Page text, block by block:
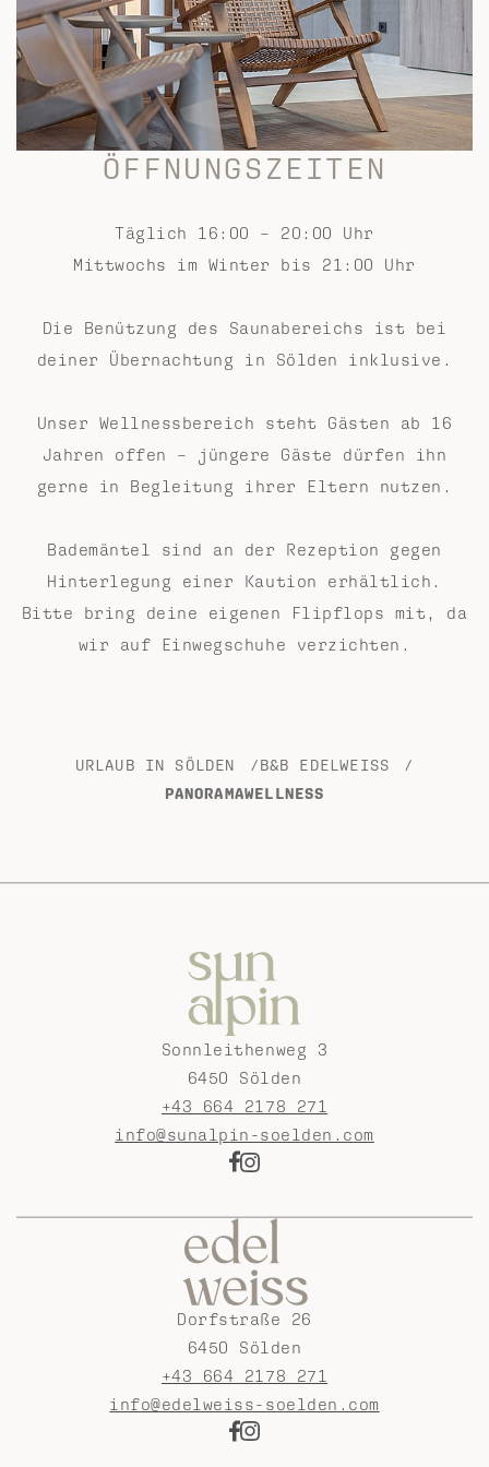
ÖFFNUNGSZEITEN
Täglich 16:00 – 20:00 Uhr
Mittwochs im Winter bis 21:00 Uhr
Die Benützung des Saunabereichs ist bei
deiner Übernachtung in Sölden inklusive.
Unser Wellnessbereich steht Gästen ab 16
Jahren offen – jüngere Gäste dürfen ihn
gerne in Begleitung ihrer Eltern nutzen.
Bademäntel sind an der Rezeption gegen
Hinterlegung einer Kaution erhältlich.
Bitte bring deine eigenen Flipflops mit, da
wir auf Einwegschuhe verzichten.
URLAUB IN SÖLDEN /B&B EDELWEISS
/
PANORAMAWELLNESS
Sonnleithenweg 3
6450 Sölden
+43 664 2178 271
info@sunalpin-soelden.com
Dorfstraße 26
6450 Sölden
+43 664 2178 271
info@edelweiss-soelden.com